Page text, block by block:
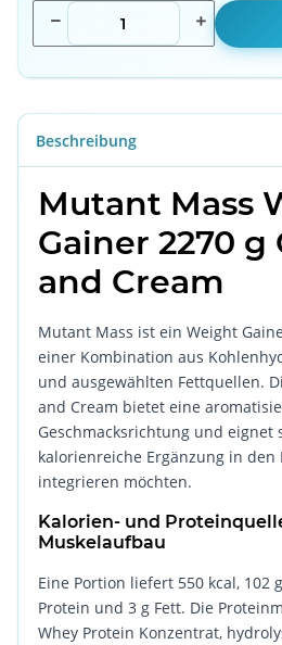
Beschreibung
Mutant Mass
Gainer 2270 g
and Cream
Mutant Mass ist ein Weight
einer Kombination aus
und ausgewählten Fettquellen.
and Cream bietet eine
Geschmacksrichtung und eignet
kalorienreiche Ergänzung in den
integrieren möchten.
Kalorien- und
Muskelaufbau
Eine Portion liefert 550 kcal, 102
Protein und 3 g Fett. Die
Whey Protein Konzentrat,